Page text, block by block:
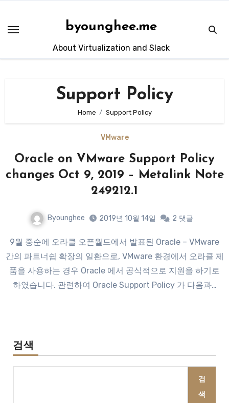
content
byounghee.me
About Virtualization and Slack
Support Policy
Home Support Policy
VMware
Oracle on VMware Support Policy
changes Oct 9, 2019 – Metalink Note
249212.1
Byounghee 2019년 10월 14일 2 댓글
9월 중순에 오라클 오픈월드에서 발표된 Oracle – VMware
간의 파트너쉽 확장의 일환으로, VMware 환경에서 오라클 제
품을 사용하는 경우 Oracle 에서 공식적으로 지원을 하기로
하였습니다. 관련하여 Oracle Support Policy 가 다음과…
검색
검
색